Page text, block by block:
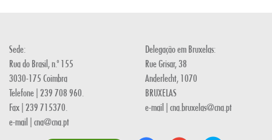
Sede:
Rua do Brasil, n.º 155
3030-175 Coimbra
Telefone | 239 708 960.
Fax | 239 715370.
e-mail | cna@cna.pt
Delegação em Bruxelas:
Rue Grisar, 38
Anderlecht, 1070
BRUXELAS
e-mail | cna.bruxelas@cna.pt